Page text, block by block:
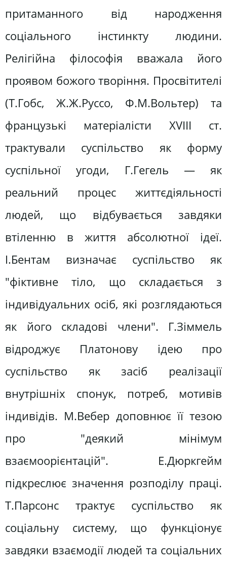
притаманного від народження
соціального інстинкту людини.
Релігійна філософія вважала його
проявом божого творіння. Просвітителі
(Т.Гобс, Ж.Ж.Руссо, Ф.М.Вольтер) та
французькі матеріалісти XVIII ст.
трактували суспільство як форму
суспільної угоди, Г.Гегель — як
реальний процес життєдіяльності
людей, що відбувається завдяки
втіленню в життя абсолютної ідеї.
І.Бентам визначає суспільство як
"фіктивне тіло, що складається з
індивідуальних осіб, які розглядаються
як його складові члени". Г.Зіммель
відроджує Платонову ідею про
суспільство як засіб реалізації
внутрішніх спонук, потреб, мотивів
індивідів. М.Вебер доповнює її тезою
про "деякий мінімум
взаємоорієнтацій". Е.Дюркгейм
підкреслює значення розподілу праці.
Т.Парсонс трактує суспільство як
соціальну систему, що функціонує
завдяки взаємодії людей та соціальних